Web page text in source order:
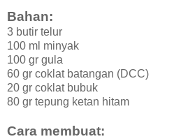
Bahan:
3 butir telur
100 ml minyak
100 gr gula
60 gr coklat batangan (DCC)
20 gr coklat bubuk
80 gr tepung ketan hitam
Cara membuat: